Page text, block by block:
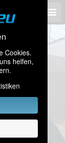
Cookies.
helfen,